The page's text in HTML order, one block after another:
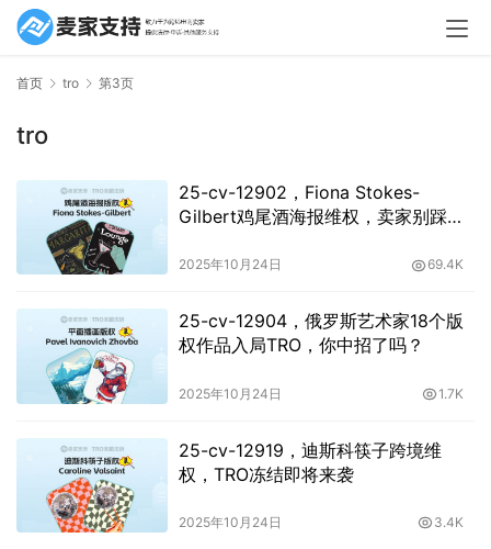
首页 tro 第3页
tro
25-cv-12902，Fiona Stokes-
Gilbert鸡尾酒海报维权，卖家别踩侵
2025年10月24日 69.4K
25-cv-12904，俄罗斯艺术家18个版
权作品入局TRO，你中招了吗？
2025年10月24日 1.7K
25-cv-12919，迪斯科筷子跨境维
权，TRO冻结即将来袭
2025年10月24日 3.4K